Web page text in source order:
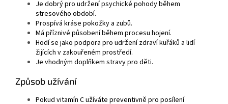
Je dobrý pro udržení psychické pohody během
stresového období.
Prospívá kráse pokožky a zubů.
Má příznivé působení během procesu hojení.
Hodí se jako podpora pro udržení zdraví kuřáků a lidí
žijících v zakouřeném prostředí.
Je vhodným doplňkem stravy pro děti.
Způsob užívání
Pokud vitamín C užíváte preventivně pro posílení